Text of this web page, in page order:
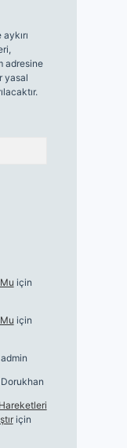
adresine
yasal
için
için
admin
Dorukhan
için